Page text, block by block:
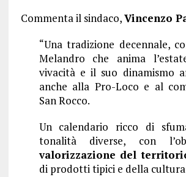
Commenta il sindaco,Vincenzo
“Una tradizione decennale,
Melandro che anima
vivacità e il suo dinamismo
anche alla Pro-Loco e al
San Rocco.
Un calendario ricco di
tonalità diverse, con
valorizzazione del
di prodotti tipici e della cultura